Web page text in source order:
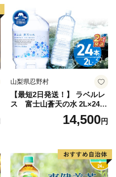
小分け お土産 お取り寄せ グ
ルメ 福岡 九州 福岡県 国産
日本 ふかむし茶 ふかむし 家
庭用 自宅用 ちゃ りょくちゃ
ふかむしちゃ 急須 甘み 川崎
町 送料無料
山梨県忍野村
【最短2日発送！】 ラベルレ
ス 富士山蒼天の水 2L×24本
（4ケース）※離島不可 天然
水 ミネラルウォーター 水 ペ
産 シリカ ミネラル 美容 備蓄
防災 長期保存 富士山 山梨県
忍野村
14,500円